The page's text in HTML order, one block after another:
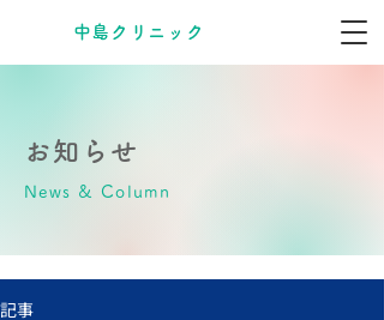
​中島クリニック
お知らせ
News & Column
記事